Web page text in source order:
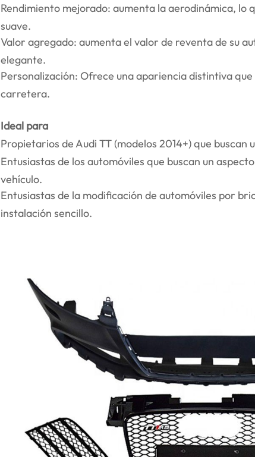
Rendimiento mejorado: aumenta la aerodinámica, lo
suave.
Valor agregado: aumenta el valor de reventa de su
elegante.
Personalización: Ofrece una apariencia distintiva que
carretera.
Ideal para
Propietarios de Audi TT (modelos 2014+) que
Entusiastas de los automóviles que buscan un
vehículo.
Entusiastas de la modificación de automóviles por
instalación sencillo.